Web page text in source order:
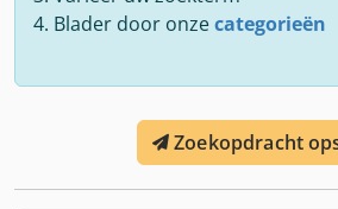
Blader door onzecategorieën
Zoekopdracht